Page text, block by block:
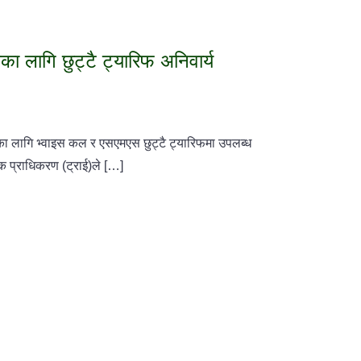
लागि छुट्टै ट्यारिफ अनिवार्य
लागि भ्वाइस कल र एसएमएस छुट्टै ट्यारिफमा उपलब्ध
प्राधिकरण (ट्राई)ले […]